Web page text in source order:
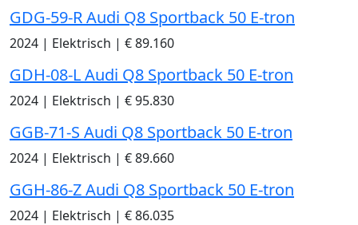
GDG-59-R Audi Q8 Sportback 50 E-tron
2024 | Elektrisch | € 89.160
GDH-08-L Audi Q8 Sportback 50 E-tron
2024 | Elektrisch | € 95.830
GGB-71-S Audi Q8 Sportback 50 E-tron
2024 | Elektrisch | € 89.660
GGH-86-Z Audi Q8 Sportback 50 E-tron
2024 | Elektrisch | € 86.035